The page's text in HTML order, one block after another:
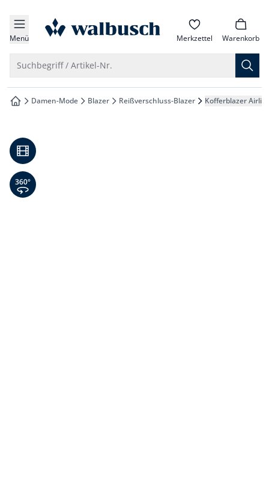
springen
springen
springen
springen
Menü zur Startseite Merkzettel Warenkorb
Suchbegriff / Artikel-Nr.
zur Startseite
Damen-Mode Blazer Reißverschluss-Blazer Kofferblazer
Video
360° Ansicht